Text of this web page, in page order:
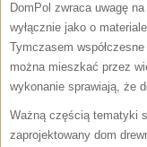
DomPol zwraca uwagę
wyłącznie jako o
Tymczasem
można mieszkać przez
wykonanie sprawiają, że
Ważną częścią tematyki
zaprojektowany dom